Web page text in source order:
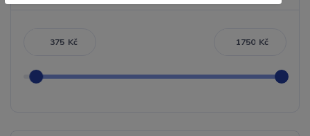
Kč Kč